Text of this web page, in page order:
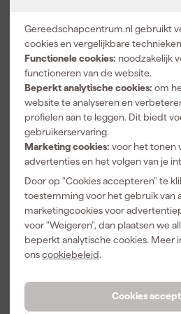
Gereedschapcentrum.nl gebruikt
cookies en vergelijkbare
Functionele cookies: noodzakelijk
functioneren van de website.
Beperkt analytische cookies: om
website te analyseren en
profielen aan te leggen. Dit biedt
gebruikerservaring.
Marketing cookies: voor het tonen
advertenties en het volgen van je
Door op "Cookies accepteren" te
toestemming voor het gebruik van
marketingcookies voor
voor "Weigeren", dan plaatsen we
beperkt analytische cookies. Meer
onscookiebeleid.
Cookies
K60 -
13x457mm (10
st) voor M12
FBFL13
Maandag
bezorgd
Adviesprijs 19,78
19
incl. BTW
K80 -
13x457mm
st) voor M12
FBFL13
Maandag
bezorgd
Adviesprijs 19,78
13,19
Zinsser